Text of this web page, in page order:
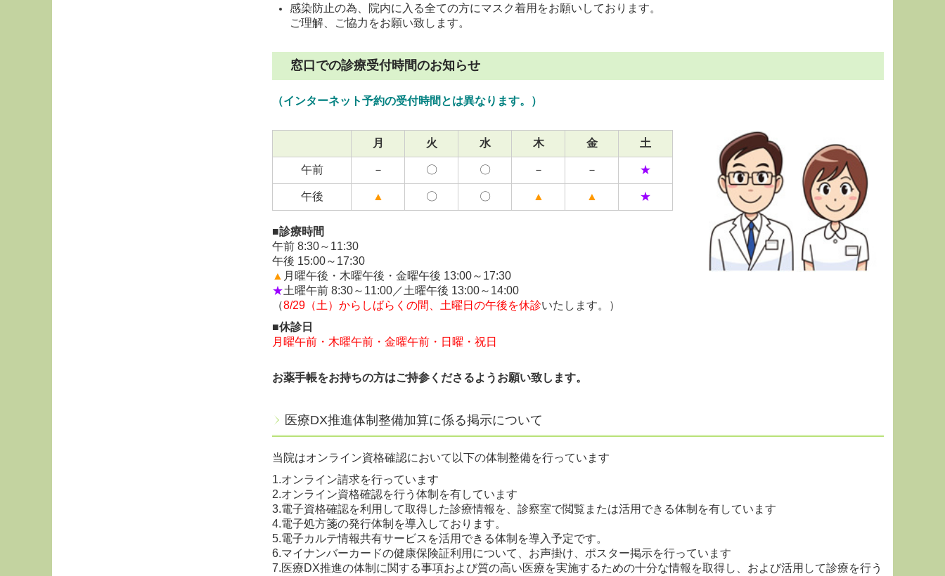
感染防止の為、院内に入る全ての方にマスク着用をお願いしております。
ご理解、ご協力をお願い致します。
窓口での診療受付時間のお知らせ
（インターネット予約の受付時間とは異なります。）
月 火 水 木 金 土
午前 － 〇 〇 － － ★
午後 ▲ 〇 〇 ▲ ▲ ★
■診療時間
午前 8:30～11:30
午後 15:00～17:30
▲ 月曜午後・木曜午後・金曜午後 13:00～17:30
★土曜午前 8:30～11:00／土曜午後 13:00～14:00
（8/29（土）からしばらくの間、土曜日の午後を休診いたします。）
■休診日
月曜午前・木曜午前・金曜午前・日曜・祝日
お薬手帳をお持ちの方はご持参くださるようお願い致します。
医療DX推進体制整備加算に係る掲示について
当院はオンライン資格確認において以下の体制整備を行っています
1.オンライン請求を行っています
2.オンライン資格確認を行う体制を有しています
3.電子資格確認を利用して取得した診療情報を、診察室で閲覧または活用できる体制を有しています
4.電子処方箋の発行体制を導入しております。
5.電子カルテ情報共有サービスを活用できる体制を導入予定です。
6.マイナンバーカードの健康保険証利用について、お声掛け、ポスター掲示を行っています
7.医療DX推進の体制に関する事項および質の高い医療を実施するための十分な情報を取得し、および活用して診療を行う